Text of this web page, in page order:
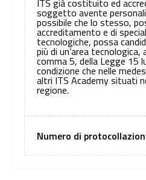
ITS già costituito ed
soggetto avente
possibile che lo stesso,
accreditamento e di
tecnologiche, possa
più di un’area tecnologica,
comma 5, della Legge 15
condizione che nelle
altri ITS Academy situati
regione.
Numero di